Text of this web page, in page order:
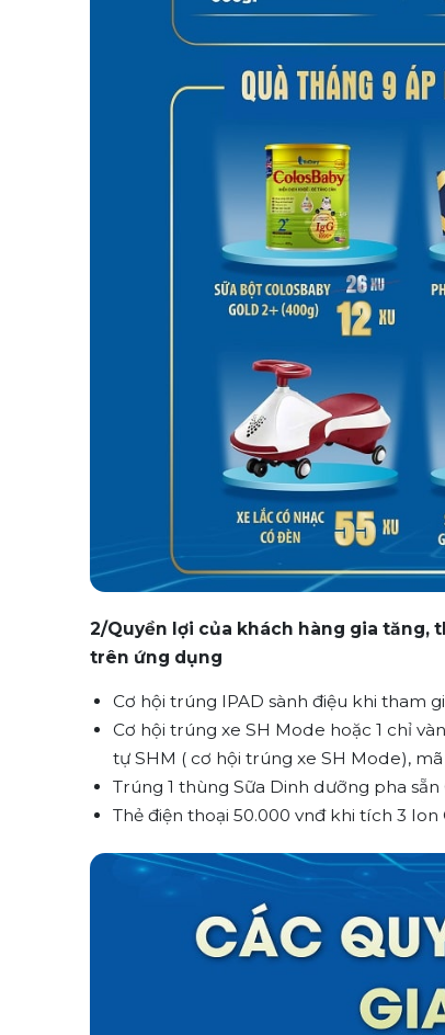
2/Quyền lợi của khách hàng gia tăng,
trên ứng dụng
Cơ hội trúng IPAD sành điệu khi tham
Cơ hội trúng xe SH Mode hoặc 1 chỉ
tự SHM ( cơ hội trúng xe SH Mode),
Trúng 1 thùng Sữa Dinh dưỡng pha
Thẻ điện thoại 50.000 vnđ khi tích 3